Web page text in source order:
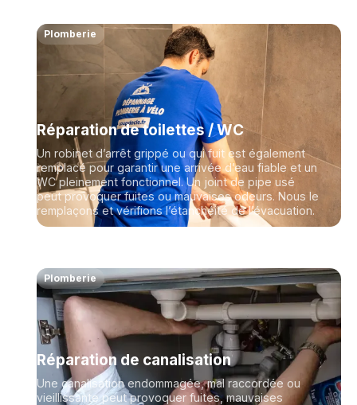
Plomberie
Réparation de toilettes / WC
Un robinet d’arrêt grippé ou qui fuit est également
remplacé pour garantir une arrivée d’eau fiable et un
WC pleinement fonctionnel. Un joint de pipe usé
peut provoquer fuites ou mauvaises odeurs. Nous le
remplaçons et vérifions l’étanchéité de l’évacuation.
Plomberie
Réparation de canalisation
Une canalisation endommagée, mal raccordée ou
vieillissante peut provoquer fuites, mauvaises